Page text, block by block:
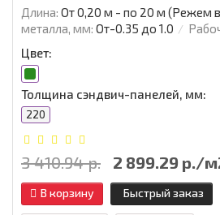
Длина: От 0,20 м - по 20 м (Режем
металла, мм: От-0.35 до 1.0
Цвет:
Толщина сэндвич-панелей, мм:
220
3 410.94 р. 2 899.29 р./
В корзину Быстрый заказ